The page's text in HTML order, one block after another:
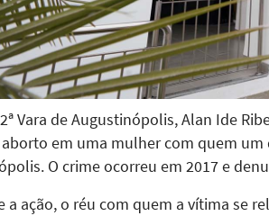
Vara de Augustinópolis, Alan Ide
em uma mulher com quem
O crime ocorreu em 2017 e
a ação, o réu com quem a vítima se